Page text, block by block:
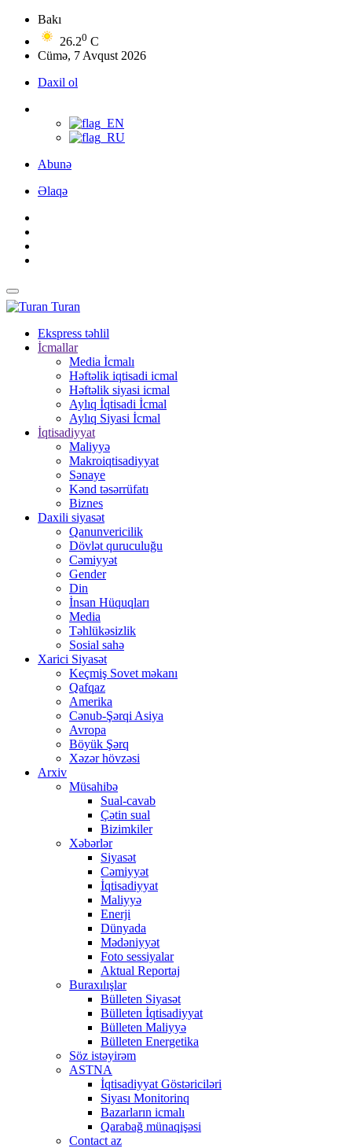
Bakı
26.20 C
Cümə, 7 Avqust 2026
Daxil ol
Abunə
Əlaqə
Turan
Ekspress təhlil
İcmallar
Media İcmalı
Həftəlik iqtisadi icmal
Həftəlik siyasi icmal
Aylıq İqtisadi İcmal
Aylıq Siyasi İcmal
İqtisadiyyat
Maliyyə
Makroiqtisadiyyat
Sənaye
Kənd təsərrüfatı
Biznes
Daxili siyasət
Qanunvericilik
Dövlət quruculuğu
Cəmiyyət
Gender
Din
İnsan Hüquqları
Media
Təhlükəsizlik
Sosial sahə
Xarici Siyasət
Keçmiş Sovet məkanı
Qafqaz
Amerika
Cənub-Şərqi Asiya
Avropa
Böyük Şərq
Xəzər hövzəsi
Arxiv
Müsahibə
Sual-cavab
Çətin sual
Bizimkiler
Xəbərlər
Siyasət
Cəmiyyət
İqtisadiyyat
Maliyyə
Enerji
Dünyada
Mədəniyyət
Foto sessiyalar
Aktual Reportaj
Buraxılışlar
Bülleten Siyasət
Bülleten İqtisadiyyat
Bülleten Maliyyə
Bülleten Energetika
Söz istəyirəm
ASTNA
İqtisadiyyat Göstəriciləri
Siyası Monitorinq
Bazarların icmalı
Qarabağ münaqişəsi
Contact az